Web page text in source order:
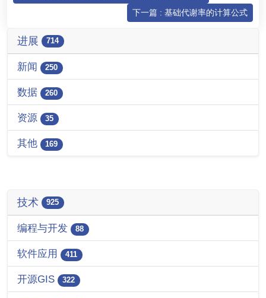
下一篇 : 基础代谢率的计算公式
进展 714
新闻 250
数据 260
资源 35
其他 169
技术 925
编程与开发 88
软件应用 411
开源GIS 322